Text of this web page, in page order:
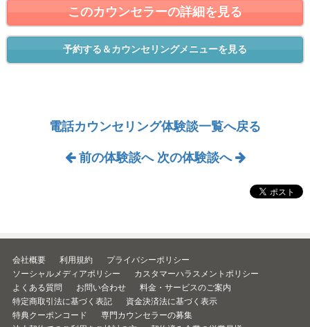
このカウンセラーの詳細を見る
予約する＆カウンセリングメニューを見る
電話カウンセリング体験談一覧へ戻る
前の体験談へ 次の体験談へ
会社概要 利用規約
プライバシーポリシー
ソーシャルメディアポリシー
カスタマーハラスメントポリシー
よくある質問
お問い合わせ
料金・サービスのご案内
特定商取引法に基づく表記
資金決済法に基づく表示
特典クーポンコード
専門カウンセラーの募集